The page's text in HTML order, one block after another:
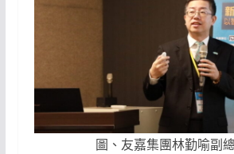
圖、友嘉集團林勤喻副